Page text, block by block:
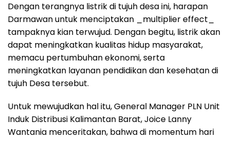
Dengan terangnya listrik di tujuh desa ini, harapan
Darmawan untuk menciptakan _multiplier effect_
tampaknya kian terwujud. Dengan begitu, listrik akan
dapat meningkatkan kualitas hidup masyarakat,
memacu pertumbuhan ekonomi, serta
meningkatkan layanan pendidikan dan kesehatan di
tujuh Desa tersebut.
Untuk mewujudkan hal itu, General Manager PLN Unit
Induk Distribusi Kalimantan Barat, Joice Lanny
Wantania menceritakan, bahwa di momentum hari